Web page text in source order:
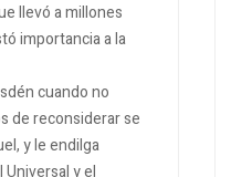
llevó a millones
importancia a la
cuando no
de reconsiderar se
y le endilga